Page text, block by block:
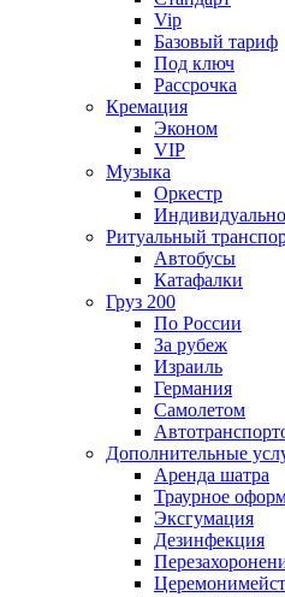
Vip
Базовый тариф
Под ключ
Рассрочка
Кремация
Эконом
VIP
Музыка
Оркестр
Ритуальный
Автобусы
Катафалки
Груз 200
По России
За рубеж
Израиль
Германия
Самолетом
Дополнительные
Аренда шатра
Траурное
Эксгумация
Дезинфекция